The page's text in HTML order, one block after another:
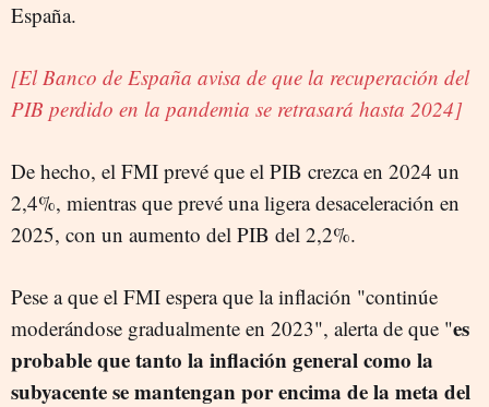
España.
[El Banco de España avisa de que la recuperación del
PIB perdido en la pandemia se retrasará hasta 2024]
De hecho, el FMI prevé que el PIB crezca en 2024 un
2,4%, mientras que prevé una ligera desaceleración en
2025, con un aumento del PIB del 2,2%.
Pese a que el FMI espera que la inflación "continúe
moderándose gradualmente en 2023", alerta de que "es
probable que tanto la inflación general como la
subyacente se mantengan por encima de la meta del